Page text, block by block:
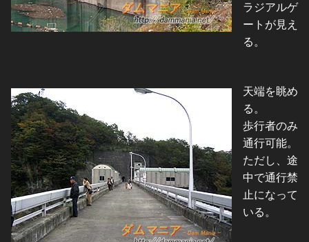
ラジアルゲ
ートが見え
る。
天端を眺め
る。
歩行者のみ
通行可能。
ただし、途
中で通行禁
止になって
いる。